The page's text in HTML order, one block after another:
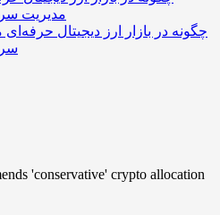
چگونه در بازار ارز دیجیتال
'conservative' crypto allocation